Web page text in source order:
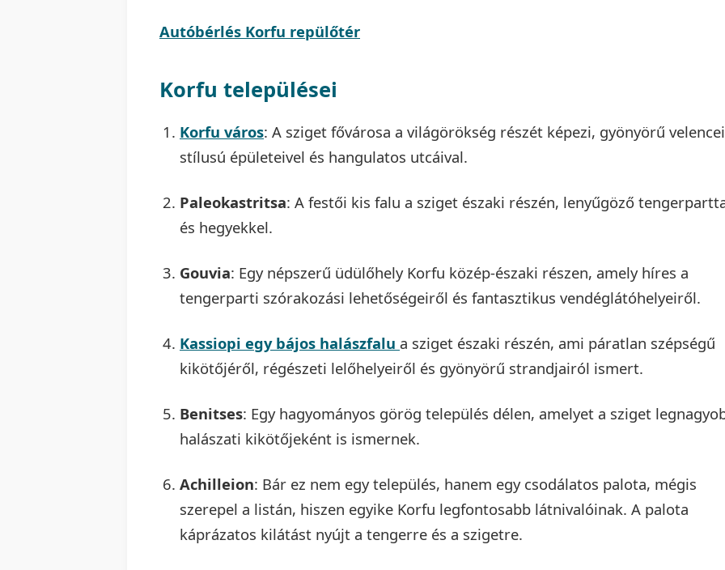
Autóbérlés Korfu repülőtér
Korfu települései
Korfu város: A sziget fővárosa a világörökség részét képezi, gyönyörű velencei
stílusú épületeivel és hangulatos utcáival.
Paleokastritsa: A festői kis falu a sziget északi részén, lenyűgöző
és hegyekkel.
Gouvia: Egy népszerű üdülőhely Korfu közép-északi részen, amely híres a
tengerparti szórakozási lehetőségeiről és fantasztikus vendéglátóhelyeiről.
Kassiopi egy bájos halászfalu a sziget északi részén, ami páratlan szépségű
kikötőjéről, régészeti lelőhelyeiről és gyönyörű strandjairól ismert.
Benitses: Egy hagyományos görög település délen, amelyet a sziget
halászati kikötőjeként is ismernek.
Achilleion: Bár ez nem egy település, hanem egy csodálatos palota, mégis
szerepel a listán, hiszen egyike Korfu legfontosabb látnivalóinak. A palota
káprázatos kilátást nyújt a tengerre és a szigetre.